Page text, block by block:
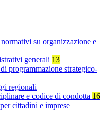
su organizzazione e
generali 13
programmazione strategico-
regionali
e codice di condotta 16
cittadini e imprese